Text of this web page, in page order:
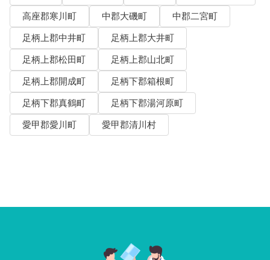
高座郡寒川町
中郡大磯町
中郡二宮町
足柄上郡中井町
足柄上郡大井町
足柄上郡松田町
足柄上郡山北町
足柄上郡開成町
足柄下郡箱根町
足柄下郡真鶴町
足柄下郡湯河原町
愛甲郡愛川町
愛甲郡清川村